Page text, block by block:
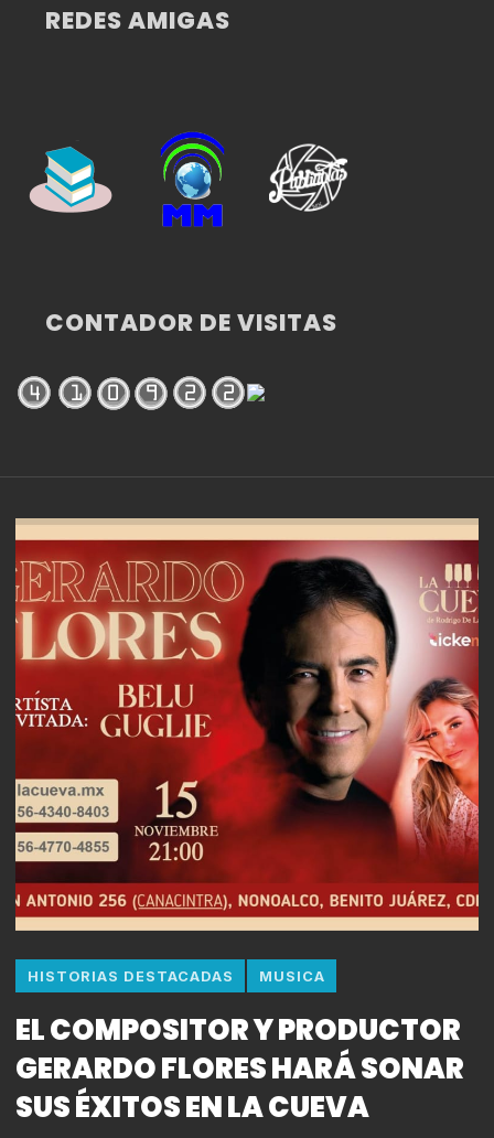
REDES AMIGAS
CONTADOR DE VISITAS
HISTORIAS DESTACADAS MUSICA
EL COMPOSITOR Y PRODUCTOR
GERARDO FLORES HARÁ SONAR
SUS ÉXITOS EN LA CUEVA